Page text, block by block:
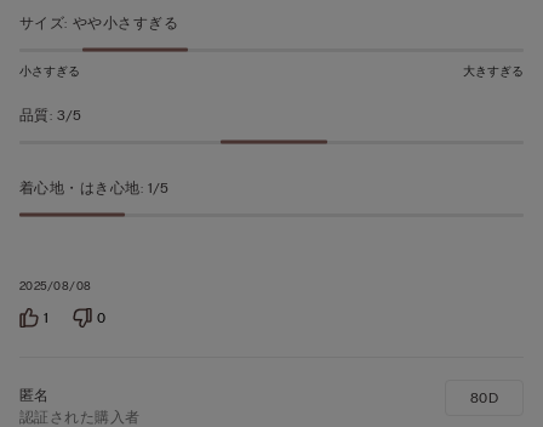
の
価
2025/08/08
サイズ: やや小さすぎる
小さすぎる 大きすぎる
品質: 3/5
着心地・はき心地: 1/5
1 0
認証された購入者
80D